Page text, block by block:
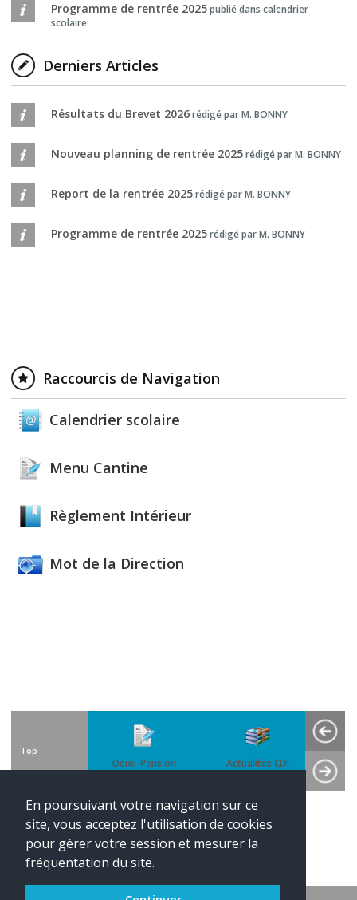
En poursuivant votre navigation sur ce
site, vous acceptez l'utilisation de cookies
pour gérer votre session et mesurer la
fréquentation du site.
Programme de rentrée 2025publié dans calendrier
scolaire
Derniers Articles
Résultats du Brevet 2026rédigé par M. BONNY
Nouveau planning de rentrée 2025rédigé par M. BONNY
Report de la rentrée 2025rédigé par M. BONNY
Programme de rentrée 2025rédigé par M. BONNY
Raccourcis de Navigation
Calendrier scolaire
Menu Cantine
Règlement Intérieur
Mot de la Direction
Top
Rubriques
Demi-Pension Actualités CDI